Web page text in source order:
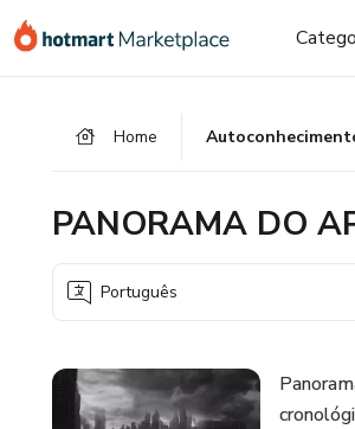
para
para
para
Home
PANORAMA DO
Português